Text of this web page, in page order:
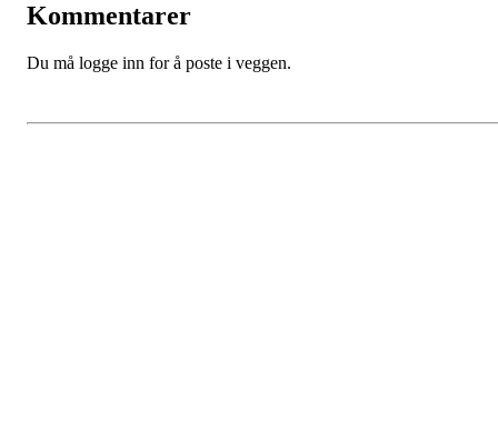
Kommentarer
Du må logge inn for å poste i veggen.